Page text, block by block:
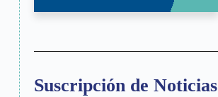
Suscripción de Noticias